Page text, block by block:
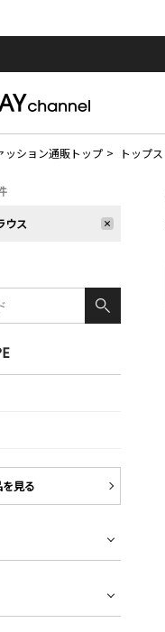
ッション通販トップ トップス
ウス
を見る